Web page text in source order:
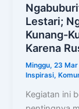
Lestari;
Kunang-
Karena
Minggu, 23
Inspirasi,
Kegiatan ini